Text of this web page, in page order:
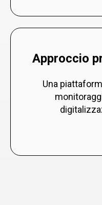
Approccio
Una